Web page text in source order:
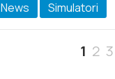
News Simulatori
1 2 3